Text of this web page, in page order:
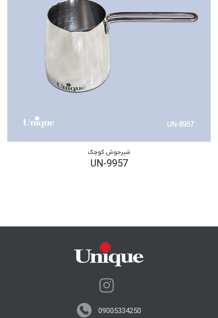
شیرجوش کوچک
UN-9957
09005334250